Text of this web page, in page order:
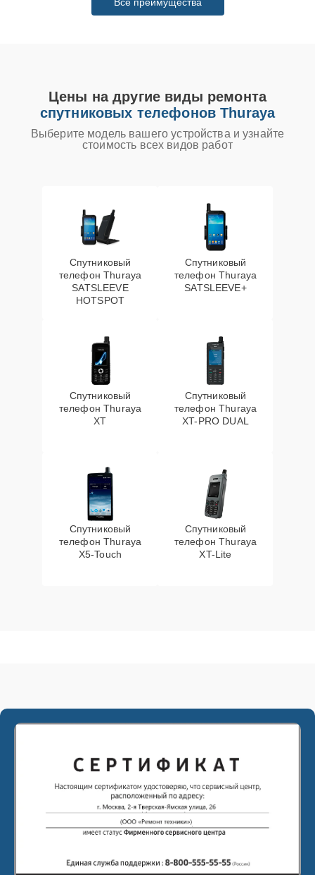
Цены на другие виды ремонта
спутниковых телефонов Thuraya
Выберите модель вашего устройства и узнайте
стоимость всех видов работ
Спутниковый
телефон Thuraya
SATSLEEVE
HOTSPOT
Спутниковый
телефон Thuraya
SATSLEEVE+
Спутниковый
телефон Thuraya
XT
Спутниковый
телефон Thuraya
XT-PRO DUAL
Спутниковый
телефон Thuraya
X5-Touch
Спутниковый
телефон Thuraya
XT-Lite